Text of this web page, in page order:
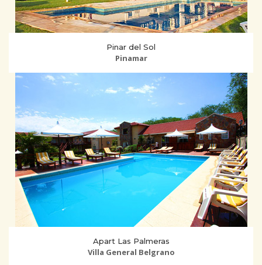
Pinar del Sol
Pinamar
Apart Las Palmeras
Villa General Belgrano